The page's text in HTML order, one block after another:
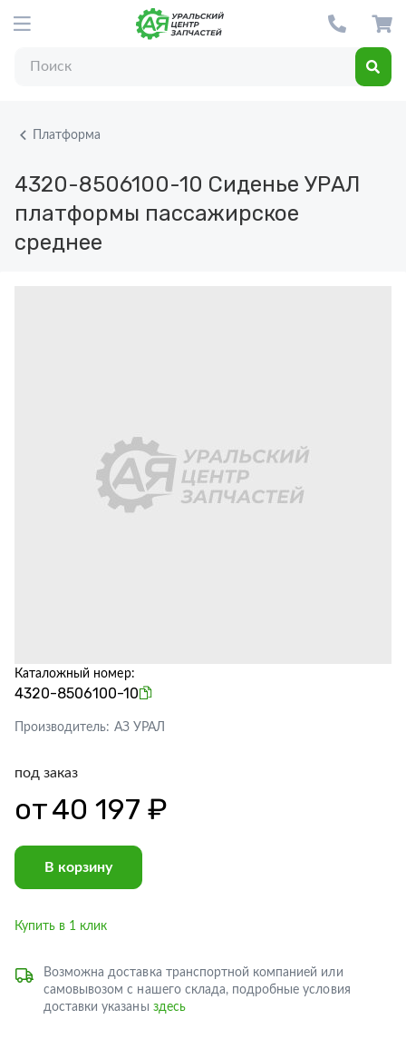
Платформа
4320-8506100-10 Сиденье УРАЛ
платформы пассажирское
среднее
Каталожный номер:
4320-8506100-10
Производитель: АЗ УРАЛ
под заказ
от40 197 ₽
В корзину
Купить в 1 клик
Возможна доставка транспортной компанией или
самовывозом с нашего склада, подробные условия
доставки указаны здесь